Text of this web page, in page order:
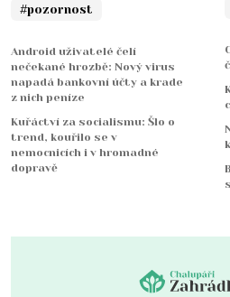
#pozornost
Android uživatelé čelí
nečekané hrozbě: Nový virus
napadá bankovní účty a krade
z nich peníze
Kuřáctví za socialismu: Šlo o
trend, kouřilo se v
nemocnicích i v hromadné
dopravě